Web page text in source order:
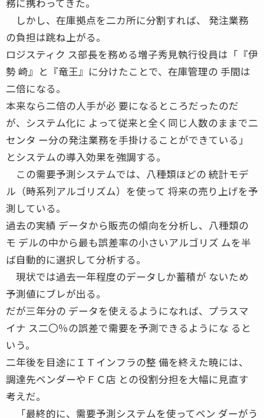
しかし、在庫拠点を二カ所に分割すれば、 発注業務
の負担は跳ね上がる。
ロジスティク ス部長を務める増子秀見執行役員は「『伊
勢 崎』と『竜王』に分けたことで、在庫管理の 手間は
二倍になる。
本来なら二倍の人手が必 要になるところだったのだ
が、システム化に よって従来と全く同じ人数のままで二
センタ ー分の発注業務を手掛けることができている」
とシステムの導入効果を強調する。
この需要予測システムでは、八種類ほどの 統計モデ
ル（時系列アルゴリズム）を使って 将来の売り上げを予
測している。
過去の実績 データから販売の傾向を分析し、八種類の
モ デルの中から最も誤差率の小さいアルゴリズ ムを半
ば自動的に選択して分析する。
現状では過去一年程度のデータしか蓄積が ないため
予測値にブレが出る。
だが三年分の データを使えるようになれば、プラスマ
イナ ス二〇％の誤差で需要を予測できるようにな ると
いう。
二年後を目途にＩＴインフラの整 備を終えた暁には、
調達先ベンダーやＦＣ店 との役割分担を大幅に見直す
考えだ。
「最終的に、需要予測システムを使ってベン ダーがう